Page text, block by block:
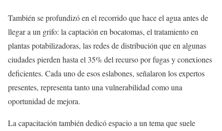
También se profundizó en el recorrido que hace el agua antes de
llegar a un grifo: la captación en bocatomas, el tratamiento en
plantas potabilizadoras, las redes de distribución que en algunas
ciudades pierden hasta el 35% del recurso por fugas y conexiones
deficientes. Cada uno de esos eslabones, señalaron los expertos
presentes, representa tanto una vulnerabilidad como una
oportunidad de mejora.
La capacitación también dedicó espacio a un tema que suele